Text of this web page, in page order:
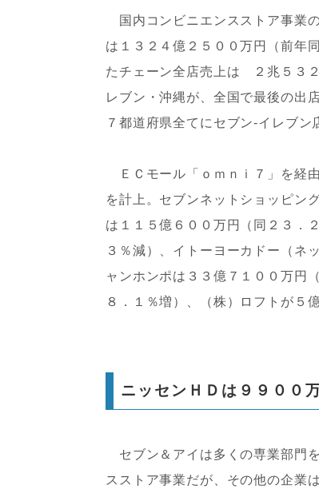
国内コンビニエンスストア事業
は１３２４億２５００万円（前年
たチェーン全店売上は ２兆５３
レブン・沖縄が、全国で最後の出
７都道府県全てにセブン‐イレブ
ＥＣモール「ｏｍｎｉ７」を経
を計上。セブンネットショッピン
は１１５億６００万円（同２３．
３％減）、イトーヨーカドー（ネ
ャンホンポは３３億７１００万円
８．１％増）、（株）ロフトが５
ニッセンＨＤは９９００
セブン＆アイは多くの専業部門
スストア事業だが、その他の企業